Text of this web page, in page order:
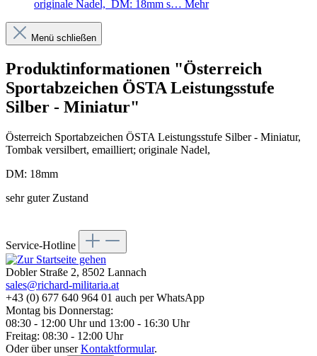
originale Nadel, DM: 18mm s… Mehr
Menü schließen
Produktinformationen "Österreich
Sportabzeichen ÖSTA Leistungsstufe
Silber - Miniatur"
Österreich Sportabzeichen ÖSTA Leistungsstufe Silber - Miniatur,
Tombak versilbert, emailliert; originale Nadel,
DM: 18mm
sehr guter Zustand
Service-Hotline
Dobler Straße 2, 8502 Lannach
sales@richard-militaria.at
+43 (0) 677 640 964 01 auch per WhatsApp
Montag bis Donnerstag:
08:30 - 12:00 Uhr und 13:00 - 16:30 Uhr
Freitag: 08:30 - 12:00 Uhr
Oder über unserKontaktformular.